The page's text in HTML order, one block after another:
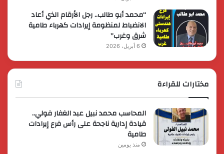
“محمد أبو طالب.. رجل الأرقام الذي أعاد
الانضباط لمنظومة إيرادات كهرباء طامية
شرق وغرب”
6 أبريل، 2026
مختارات للقراءة
المحاسب محمد نبيل عبد الغفار فولي..
قيادة إدارية ناجحة على رأس فرع إيرادات
طامية
منذ يومين